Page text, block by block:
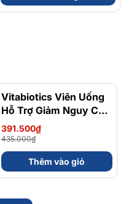
Hoá - Hộp 120 Viên
- 10%
Vitabiotics Viên Uống
Hỗ Trợ Giảm Nguy Cơ
Đái Tháo Đường
Diabetone Original Hộp
30 viên
391.500₫
435.000₫
Thêm vào giỏ